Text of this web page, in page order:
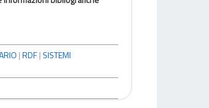
|RDF | SISTEMI